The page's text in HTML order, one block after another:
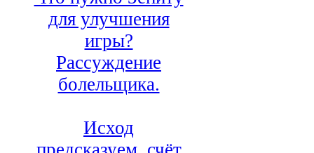
для улучшения
игры?
Рассуждение
болельщика.
Исход